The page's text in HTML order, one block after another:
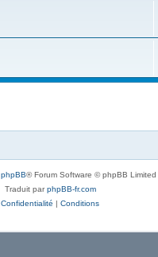
phpBB® Forum Software © phpBB Limited
Traduit parphpBB-fr.com
Confidentialité | Conditions